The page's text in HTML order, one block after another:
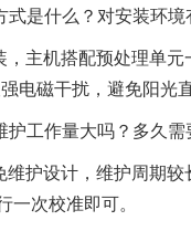
是什么？对安装环境
主机搭配预处理单
磁干扰，避免阳光
工作量大吗？多久需
护设计，维护周期
次校准即可。